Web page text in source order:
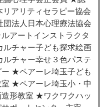
リアリティセラピー協会
法人日本心理療法協会
アートインストラクタ
チャー子ども探求絵画
チャー幸せ３色パステ
ー ★ペアーレ埼玉子ども
★ペアーレ埼玉小・中
形教室 ★ワクワクハッ